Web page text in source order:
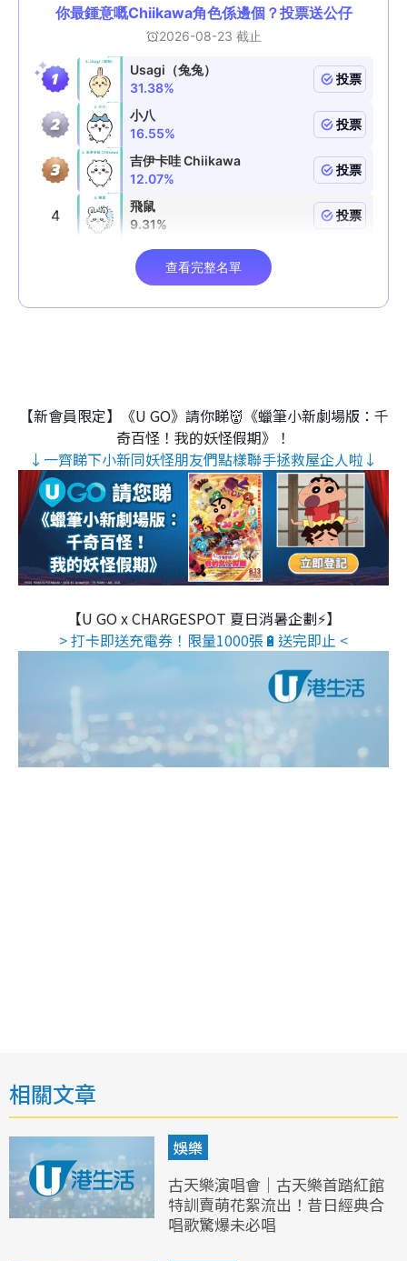
【新會員限定】《U GO》請你睇👹《蠟筆小新劇場版：千
奇百怪！我的妖怪假期》！
↓一齊睇下小新同妖怪朋友們點樣聯手拯救屋企人啦↓
【U GO x CHARGESPOT 夏日消暑企劃⚡】
> 打卡即送充電券！限量1000張🔋送完即止 <
相關文章
娛樂
古天樂演唱會｜古天樂首踏紅館
特訓賣萌花絮流出！昔日經典合
唱歌驚爆未必唱